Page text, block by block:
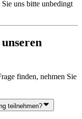
uns bitte unbedingt
finden, nehmen Sie
teilnehmen?